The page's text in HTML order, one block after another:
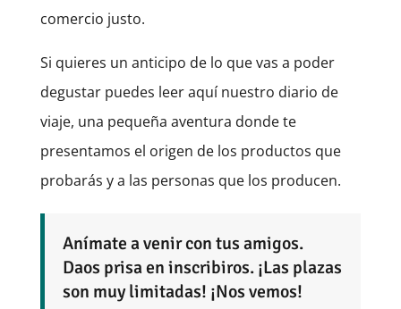
comercio justo.
Si quieres un anticipo de lo que vas a poder
degustar puedes leer aquí nuestro diario de
viaje, una pequeña aventura donde te
presentamos el origen de los productos que
probarás y a las personas que los producen.
Anímate a venir con tus amigos.
Daos prisa en inscribiros. ¡Las plazas
son muy limitadas! ¡Nos vemos!